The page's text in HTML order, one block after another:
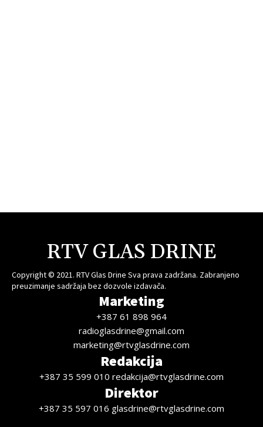
RTV GLAS DRINE
Copyright © 2021. RTV Glas Drine Sva prava zadržana. Zabranjeno
preuzimanje sadržaja bez dozvole izdavača.
Marketing
+387 61 898 964
radioglasdrine@gmail.com
marketing@rtvglasdrine.com
Redakcija
+387 35 599 010 redakcija@rtvglasdrine.com
Direktor
+387 35 597 016 glasdrine@rtvglasdrine.com